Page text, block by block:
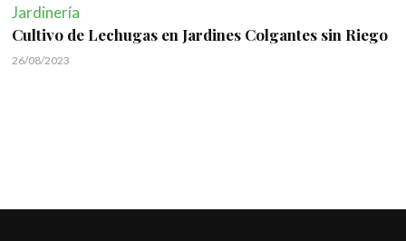
Jardinería
Cultivo de Lechugas en Jardines Colgantes sin Riego
26/08/2023